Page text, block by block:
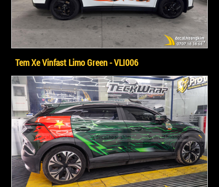
Tem Xe Vinfast Limo Green - VLI006